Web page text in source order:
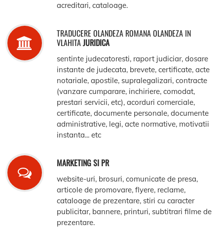
acreditari, cataloage.
TRADUCERE OLANDEZA ROMANA OLANDEZA IN
VLAHITAJURIDICA
sentinte judecatoresti, raport judiciar, dosare
instante de judecata, brevete, certificate, acte
notariale, apostile, supralegalizari, contracte
(vanzare cumparare, inchiriere, comodat,
prestari servicii, etc), acorduri comerciale,
certificate, documente personale, documente
administrative, legi, acte normative, motivatii
instanta... etc
MARKETING SI PR
website-uri, brosuri, comunicate de presa,
articole de promovare, flyere, reclame,
cataloage de prezentare, stiri cu caracter
publicitar, bannere, printuri, subtitrari filme de
prezentare.